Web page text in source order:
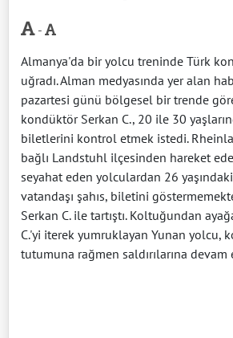
-
Almanya'da bir yolcu treninde Türk
uğradı. Alman medyasında yer alan
pazartesi günü bölgesel bir trende
kondüktör Serkan C., 20 ile 30
biletlerini kontrol etmek istedi.
bağlı Landstuhl ilçesinden hareket
seyahat eden yolculardan 26
vatandaşı şahıs, biletini
Serkan C. ile tartıştı. Koltuğundan
C.'yi iterek yumruklayan Yunan yolcu,
tutumuna rağmen saldırılarına devam